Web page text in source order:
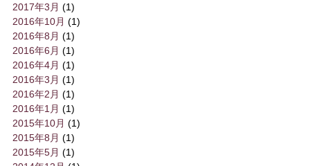
2017年3月 (1)
2016年10月 (1)
2016年8月 (1)
2016年6月 (1)
2016年4月 (1)
2016年3月 (1)
2016年2月 (1)
2016年1月 (1)
2015年10月 (1)
2015年8月 (1)
2015年5月 (1)